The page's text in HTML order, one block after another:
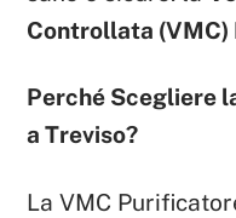
Controllata (VMC)
Perché Scegliere
a Treviso?
La VMC